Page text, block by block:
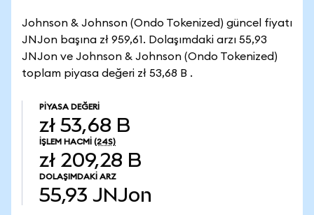
Johnson & Johnson (Ondo Tokenized) güncel fiyatı
JNJon başına zł 959,61. Dolaşımdaki arzı 55,93
JNJon ve Johnson & Johnson (Ondo Tokenized)
toplam piyasa değeri zł 53,68 B .
PIYASA DEĞERI
zł 53,68 B
İŞLEM HACMI (24S)
zł 209,28 B
DOLAŞIMDAKI ARZ
55,93 JNJon